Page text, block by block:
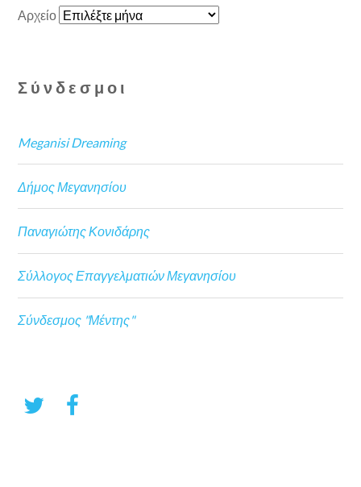
Αρχείο
Σύνδεσμοι
Meganisi Dreaming
Δήμος Μεγανησίου
Παναγιώτης Κονιδάρης
Σύλλογος Επαγγελματιών Μεγανησίου
Σύνδεσμος "Μέντης"